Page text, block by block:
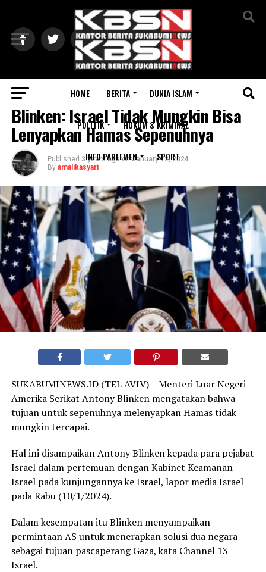
HOME BERITA DUNIA ISLAM
POLITIK HUKUM & KRIMINAL
INFO PARLEMEN SPORT
INTERNASIONAL
Blinken: Israel Tidak Mungkin Bisa
Lenyapkan Hamas Sepenuhnya
Published 3 years ago on January 12, 2024
By amalikasyari
SUKABUMINEWS.ID (TEL AVIV) – Menteri Luar Negeri
Amerika Serikat Antony Blinken mengatakan bahwa
tujuan untuk sepenuhnya melenyapkan Hamas tidak
mungkin tercapai.
Hal ini disampaikan Antony Blinken kepada para pejabat
Israel dalam pertemuan dengan Kabinet Keamanan
Israel pada kunjungannya ke Israel, lapor media Israel
pada Rabu (10/1/2024).
Dalam kesempatan itu Blinken menyampaikan
permintaan AS untuk menerapkan solusi dua negara
sebagai tujuan pascaperang Gaza, kata Channel 13
Israel.
Exit mobile version